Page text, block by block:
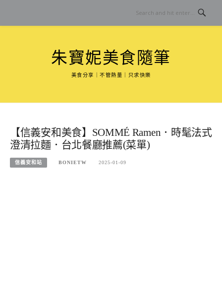
content
朱寶妮美食隨筆
美食分享｜不管熱量｜只求快樂
【信義安和美食】SOMMÉ Ramen．時髦法式
澄清拉麵．台北餐廳推薦(菜單)
信義安和站 BONIETW 2025-01-09